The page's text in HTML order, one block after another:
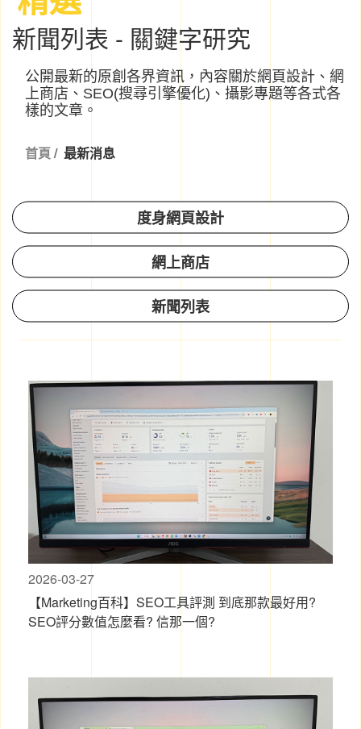
新聞列表 - 關鍵字研究
公開最新的原創各界資訊，內容關於網頁設計、網
上商店、SEO(搜尋引擎優化)、攝影專題等各式各
樣的文章。
首頁/ 最新消息
度身網頁設計
網上商店
新聞列表
2026-03-27
【Marketing百科】SEO工具評測 到底那款最好用?
SEO評分數值怎麼看? 信那一個?